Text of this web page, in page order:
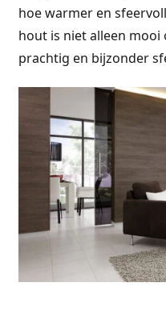
hoe warmer en
hout is niet alleen mooi
prachtig en bijzonder